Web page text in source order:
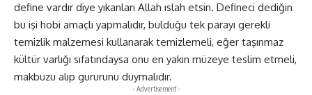
define vardır diye yıkanları Allah ıslah etsin. Defineci dediğin
bu işi hobi amaçlı yapmalıdır, bulduğu tek parayı gerekli
temizlik malzemesi kullanarak temizlemeli, eğer taşınmaz
kültür varlığı sıfatındaysa onu en yakın müzeye teslim etmeli,
makbuzu alıp gururunu duymalıdır.
- Advertisement -